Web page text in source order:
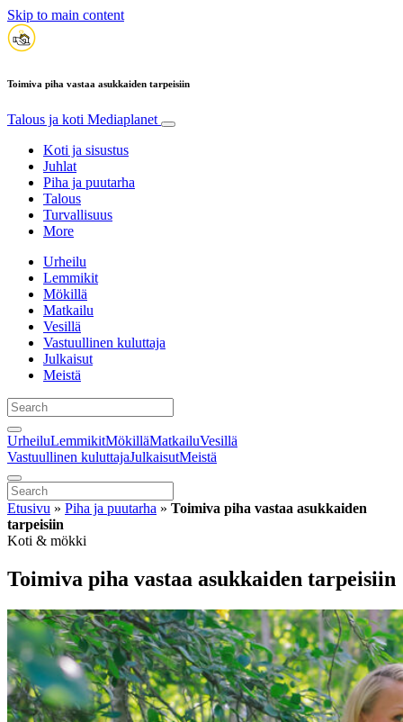
Skip to main content
Toimiva piha vastaa asukkaiden tarpeisiin
Talous ja koti Mediaplanet
Koti ja sisustus
Juhlat
Piha ja puutarha
Talous
Turvallisuus
More
Urheilu
Lemmikit
Mökillä
Matkailu
Vesillä
Vastuullinen kuluttaja
Julkaisut
Meistä
UrheiluLemmikitMökilläMatkailuVesillä
Vastuullinen kuluttajaJulkaisutMeistä
Etusivu » Piha ja puutarha » Toimiva piha vastaa asukkaiden
tarpeisiin
Koti & mökki
Toimiva piha vastaa asukkaiden tarpeisiin